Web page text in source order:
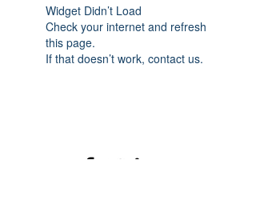
Widget Didn’t Load
Check your internet and refresh
this page.
If that doesn’t work, contact us.